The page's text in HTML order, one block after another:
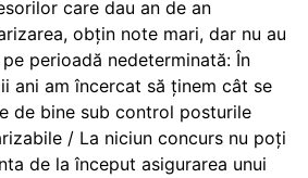
care dau an de an
obțin note mari, dar nu au
perioadă nedeterminată: În
ani am încercat să ținem cât se
de bine sub control posturile
/ La niciun concurs nu poți
de la început asigurarea unui